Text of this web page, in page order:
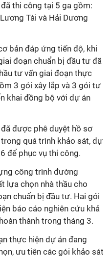
thi công tại 5 ga gồm:
Tài và Hải Dương
bản đáp ứng tiến độ, khi
đoạn chuẩn bị đầu tư đã
tư vấn giai đoạn thực
3 gói xây lắp và 3 gói tư
khai đồng bộ với dự án
được phê duyệt hồ sơ
quá trình khảo sát, dự
để phục vụ thi công.
công trình đường
lựa chọn nhà thầu cho
chuẩn bị đầu tư. Hai gói
báo cáo nghiên cứu khả
thành trong tháng 3.
thực hiện dự án đang
ưu tiên các gói khảo sát